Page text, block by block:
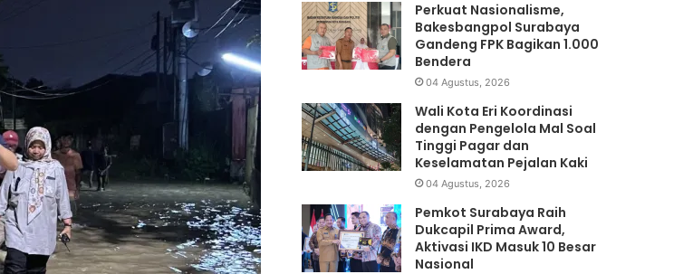
Perkuat Nasionalisme,
Bakesbangpol Surabaya
Gandeng FPK Bagikan 1.000
Bendera
04 Agustus, 2026
Wali Kota Eri Koordinasi
dengan Pengelola Mal Soal
Tinggi Pagar dan
Keselamatan Pejalan Kaki
04 Agustus, 2026
Pemkot Surabaya Raih
Dukcapil Prima Award,
Aktivasi IKD Masuk 10 Besar
Nasional